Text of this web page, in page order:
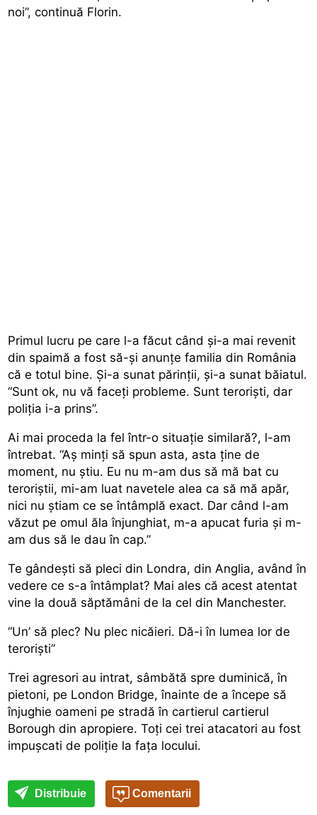
noi”, continuă Florin.
Primul lucru pe care l-a făcut când și-a mai revenit
din spaimă a fost să-și anunțe familia din România
că e totul bine. Și-a sunat părinții, și-a sunat băiatul.
“Sunt ok, nu vă faceți probleme. Sunt teroriști, dar
poliția i-a prins”.
Ai mai proceda la fel într-o situație similară?, l-am
întrebat. “Aș minți să spun asta, asta ține de
moment, nu știu. Eu nu m-am dus să mă bat cu
teroriștii, mi-am luat navetele alea ca să mă apăr,
nici nu știam ce se întâmplă exact. Dar când l-am
văzut pe omul ăla înjunghiat, m-a apucat furia și m-
am dus să le dau în cap.”
Te gândești să pleci din Londra, din Anglia, având în
vedere ce s-a întâmplat? Mai ales că acest atentat
vine la două săptămâni de la cel din Manchester.
“Un’ să plec? Nu plec nicăieri. Dă-i în lumea lor de
teroriști”
Trei agresori au intrat, sâmbătă spre duminică, în
pietoni, pe London Bridge, înainte de a începe să
înjughie oameni pe stradă în cartierul cartierul
Borough din apropiere. Toți cei trei atacatori au fost
impușcati de poliție la fața locului.
Distribuie Comentarii